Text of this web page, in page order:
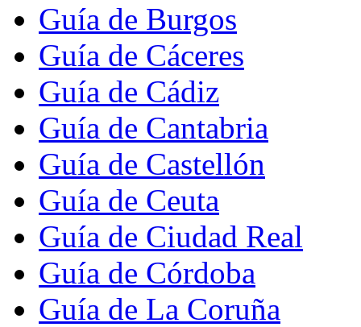
Guía de Burgos
Guía de Cáceres
Guía de Cádiz
Guía de Cantabria
Guía de Castellón
Guía de Ceuta
Guía de Ciudad Real
Guía de Córdoba
Guía de La Coruña